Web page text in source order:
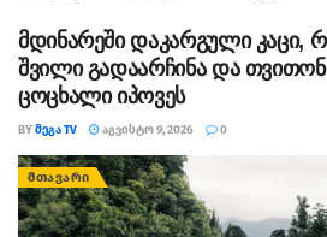
დასკვნითი სიტყვა დაასრულეს,
თავად მოითხოვა თავისი
გადადება, რაც მოსამართლემ
მოსამართლე ნინო
გადაწყვეტილება გამოაცხადოს.
მდინარეში დაკარგული კაცი,
შვილი გადაარჩინა და თვითონ
ცოცხალი იპოვეს
BYᲛᲔᲒᲐ TV ᲐᲒᲕᲘᲡᲢᲝ 9, 2026 0
ᲛᲗᲐᲕᲐᲠᲘ